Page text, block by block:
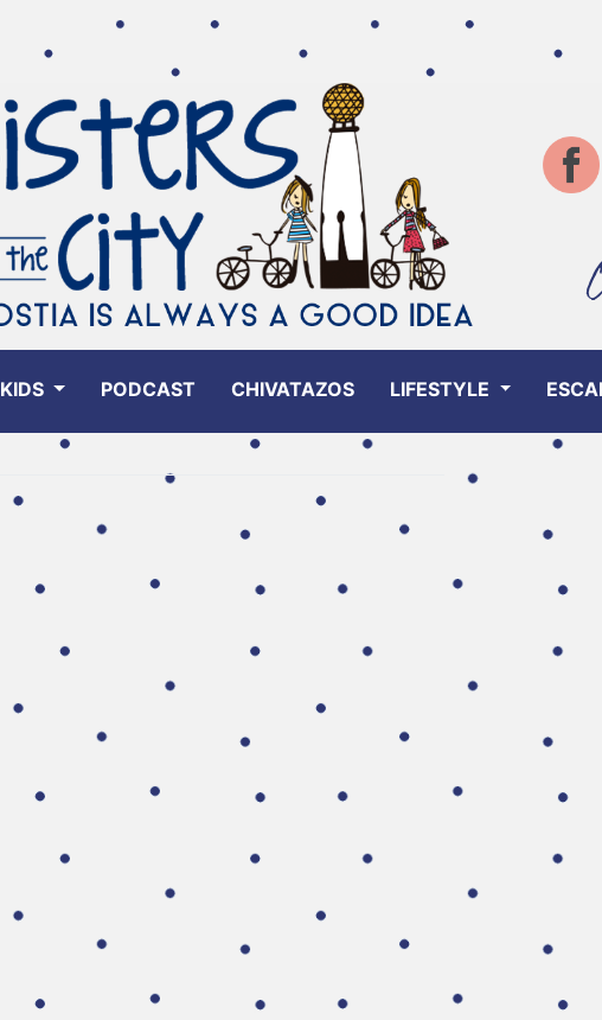
KIDS PODCAST CHIVATAZOS LIFESTYLE